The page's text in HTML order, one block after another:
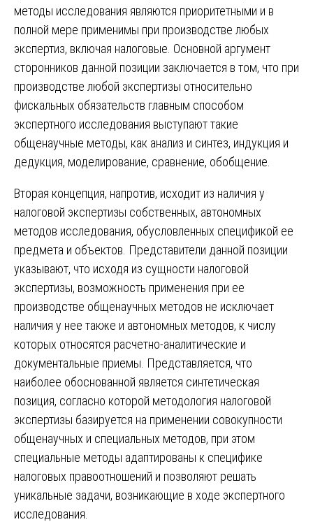
методы исследования являются приоритетными и в
полной мере применимы при производстве любых
экспертиз, включая налоговые. Основной аргумент
сторонников данной позиции заключается в том, что при
производстве любой экспертизы относительно
фискальных обязательств главным способом
экспертного исследования выступают такие
общенаучные методы, как анализ и синтез, индукция и
дедукция, моделирование, сравнение, обобщение.
Вторая концепция, напротив, исходит из наличия у
налоговой экспертизы собственных, автономных
методов исследования, обусловленных спецификой ее
предмета и объектов. Представители данной позиции
указывают, что исходя из сущности налоговой
экспертизы, возможность применения при ее
производстве общенаучных методов не исключает
наличия у нее также и автономных методов, к числу
которых относятся расчетно-аналитические и
документальные приемы. Представляется, что
наиболее обоснованной является синтетическая
позиция, согласно которой методология налоговой
экспертизы базируется на применении совокупности
общенаучных и специальных методов, при этом
специальные методы адаптированы к специфике
налоговых правоотношений и позволяют решать
уникальные задачи, возникающие в ходе экспертного
исследования.